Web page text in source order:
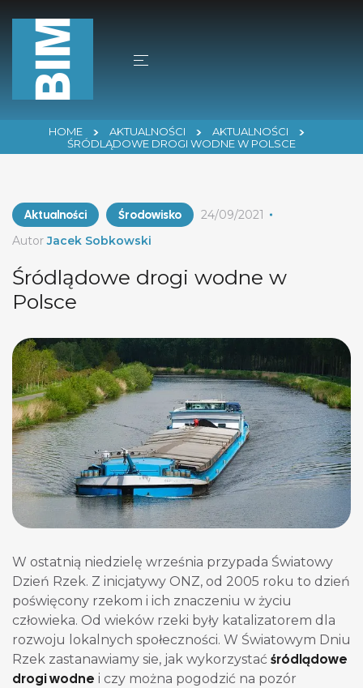
HOME AKTUALNOŚCI
AKTUALNOŚCI
ŚRÓDLĄDOWE DROGI WODNE W POLSCE
Aktualności
Środowisko
AutorJacek Sobkowski
24/09/2021
Śródlądowe drogi wodne w
Polsce
W ostatnią niedzielę września przypada Światowy
Dzień Rzek. Z inicjatywy ONZ, od 2005 roku to dzień
poświęcony rzekom i ich znaczeniu w życiu
człowieka. Od wieków rzeki były katalizatorem dla
rozwoju lokalnych społeczności. W Światowym Dniu
Rzek zastanawiamy sie, jak wykorzystać śródlądowe
drogi wodne i czy można pogodzić na pozór